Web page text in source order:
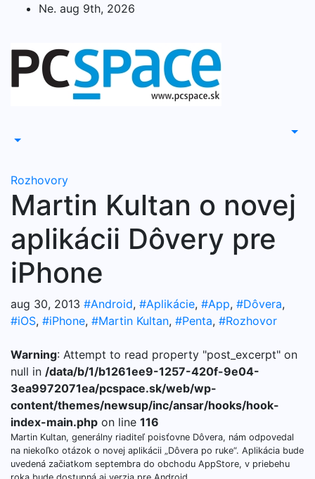
Ne. aug 9th, 2026
Rozhovory
Martin Kultan o novej
aplikácii Dôvery pre
iPhone
aug 30, 2013 #Android, #Aplikácie, #App, #Dôvera,
#iOS, #iPhone, #Martin Kultan, #Penta, #Rozhovor
Warning: Attempt to read property "post_excerpt" on
null in /data/b/1/b1261ee9-1257-420f-9e04-
3ea9972071ea/pcspace.sk/web/wp-
content/themes/newsup/inc/ansar/hooks/hook-
index-main.php on line 116
Martin Kultan, generálny riaditeľ poisťovne Dôvera, nám odpovedal
na niekoľko otázok o novej aplikácii „Dôvera po ruke“. Aplikácia bude
uvedená začiatkom septembra do obchodu AppStore, v priebehu